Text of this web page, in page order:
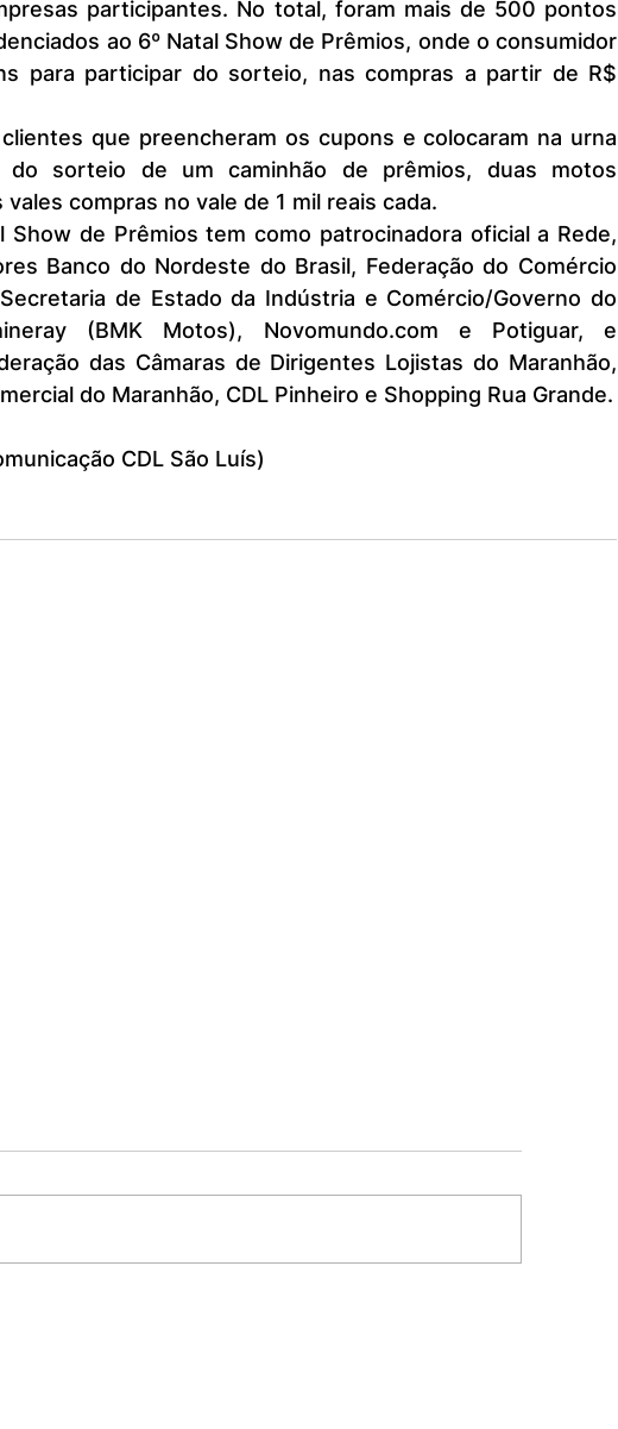
participantes. No total, foram mais de 500 pontos
ao 6º Natal Show de Prêmios, onde o consumidor
para participar do sorteio, nas compras a partir de R$
do sorteio de um caminhão de prêmios, duas motos
compras no vale de 1 mil reais cada.
Banco do Nordeste do Brasil, Federação do Comércio
de Estado da Indústria e Comércio/Governo do
(BMK Motos), Novomundo.com e Potiguar, e
das Câmaras de Dirigentes Lojistas do Maranhão,
do Maranhão, CDL Pinheiro e Shopping Rua Grande.
CDL São Luís)